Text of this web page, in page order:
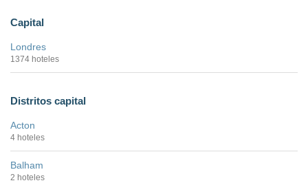
Capital
Londres
1374 hoteles
Distritos capital
Acton
4 hoteles
Balham
2 hoteles